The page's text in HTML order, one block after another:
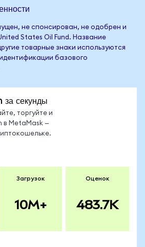
не спонсирован, не одобрен и
States Oil Fund. Название
товарные знаки используются
базового
секунды
торгуйте и
в MetaMask —
Загрузок
10M+
Оценок
483.7K